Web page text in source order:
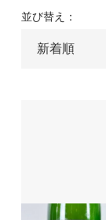
並び替え：